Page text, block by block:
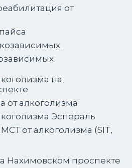
от
на
от алкоголизма
Эспераль
от алкоголизма (SIT,
Нахимовском проспекте